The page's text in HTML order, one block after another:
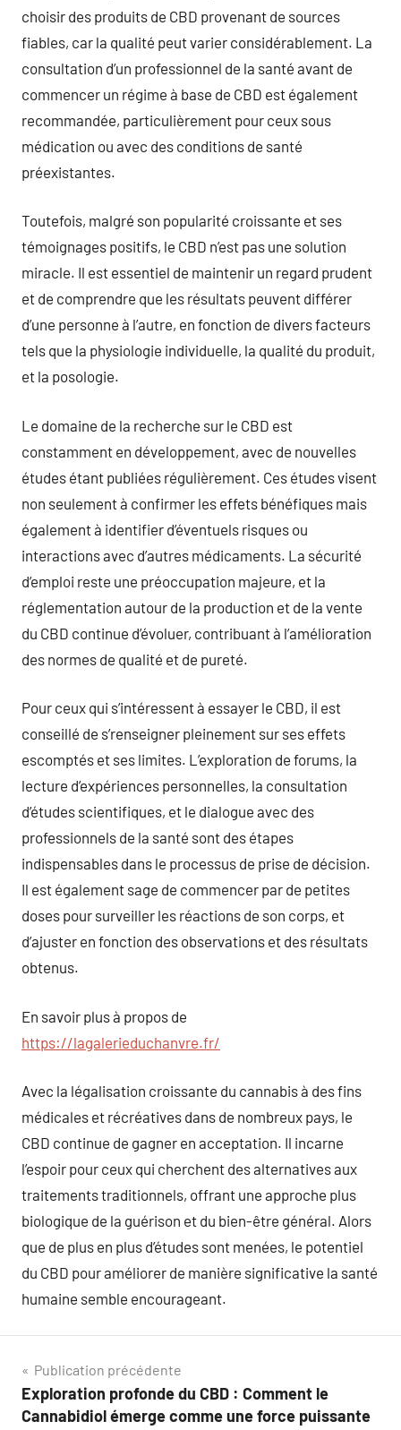
choisir des produits de CBD provenant de sources
fiables, car la qualité peut varier considérablement. La
consultation d’un professionnel de la santé avant de
commencer un régime à base de CBD est également
recommandée, particulièrement pour ceux sous
médication ou avec des conditions de santé
préexistantes.
Toutefois, malgré son popularité croissante et ses
témoignages positifs, le CBD n’est pas une solution
miracle. Il est essentiel de maintenir un regard prudent
et de comprendre que les résultats peuvent différer
d’une personne à l’autre, en fonction de divers facteurs
tels que la physiologie individuelle, la qualité du produit,
et la posologie.
Le domaine de la recherche sur le CBD est
constamment en développement, avec de nouvelles
études étant publiées régulièrement. Ces études visent
non seulement à confirmer les effets bénéfiques mais
également à identifier d’éventuels risques ou
interactions avec d’autres médicaments. La sécurité
d’emploi reste une préoccupation majeure, et la
réglementation autour de la production et de la vente
du CBD continue d’évoluer, contribuant à l’amélioration
des normes de qualité et de pureté.
Pour ceux qui s’intéressent à essayer le CBD, il est
conseillé de s’renseigner pleinement sur ses effets
escomptés et ses limites. L’exploration de forums, la
lecture d’expériences personnelles, la consultation
d’études scientifiques, et le dialogue avec des
professionnels de la santé sont des étapes
indispensables dans le processus de prise de décision.
Il est également sage de commencer par de petites
doses pour surveiller les réactions de son corps, et
d’ajuster en fonction des observations et des résultats
obtenus.
En savoir plus à propos de
https://lagalerieduchanvre.fr/
Avec la légalisation croissante du cannabis à des fins
médicales et récréatives dans de nombreux pays, le
CBD continue de gagner en acceptation. Il incarne
l’espoir pour ceux qui cherchent des alternatives aux
traitements traditionnels, offrant une approche plus
biologique de la guérison et du bien-être général. Alors
que de plus en plus d’études sont menées, le potentiel
du CBD pour améliorer de manière significative la santé
humaine semble encourageant.
Navigation
de
Publication précédente
Exploration profonde du CBD : Comment le
Cannabidiol émerge comme une force puissante